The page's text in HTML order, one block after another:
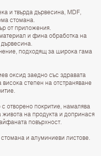
и твърда дървесина, MDF,
стомана.
от приложения.
и фина обработка на
подходящ за широкa гама
оксид заедно със здравата
степен на отстраняване
отворено покритие, намалява
на продукта и допринася
повърхност.
и алуминиеви листове.